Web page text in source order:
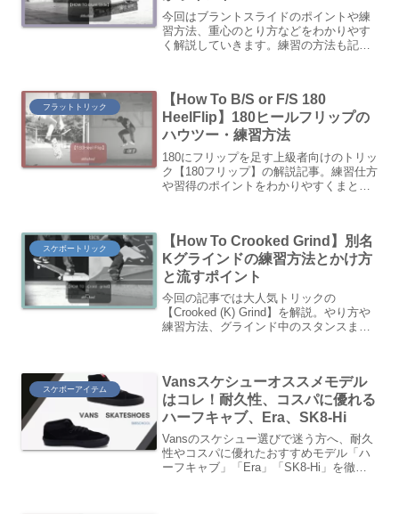
今回はブラントスライドのポイントや練
習方法、重心のとり方などをわかりやす
く解説していきます。練習の方法も記載
フラットトリック
【How To B/S or F/S 180
HeelFlip】180ヒールフリップの
ハウツー・練習方法
180にフリップを足す上級者向けのトリッ
ク【180フリップ】の解説記事。練習仕方
や習得のポイントをわかりやすくまとめ
スケボートリック
【How To Crooked Grind】別名
Kグラインドの練習方法とかけ方
と流すポイント
今回の記事では大人気トリックの
【Crooked (K) Grind】を解説。やり方や
練習方法、グラインド中のスタンスまで
スケボーアイテム
Vansスケシューオススメモデル
はコレ！耐久性、コスパに優れる
ハーフキャブ、Era、SK8-Hi
Vansのスケシュー選びで迷う方へ、耐久
性やコスパに優れたおすすめモデル「ハ
ーフキャブ」「Era」「SK8-Hi」を徹底